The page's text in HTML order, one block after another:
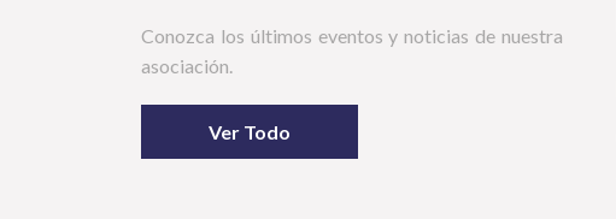
Conozca los últimos eventos y noticias de nuestra
asociación.
Ver Todo